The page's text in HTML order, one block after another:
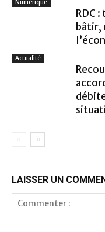
Numérique
RDC
bâtir,
Actualité
LAISSER UN